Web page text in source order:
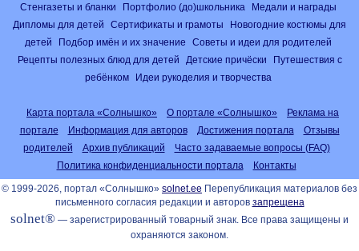
Стенгазеты и бланки
Портфолио (до)школьника
Медали и награды
Дипломы для детей
Сертификаты и грамоты
Новогодние костюмы для
детей
Подбор имён и их значение
Советы и идеи для родителей
Рецепты полезных блюд для детей
Детские причёски
Путешествия с
ребёнком
Идеи рукоделия и творчества
Карта портала «Солнышко» О портале «Солнышко»
Реклама на
портале
Информация для авторов Достижения портала
Отзывы
родителей
Архив публикаций
Часто задаваемые вопросы (FAQ)
Политика конфиденциальности портала
Контакты
© 1999-2026, портал «Солнышко» solnet.ee Перепубликация материалов без
письменного согласия редакции и авторов запрещена
solnet® — зарегистрированный товарный знак. Все права защищены и
охраняются законом.